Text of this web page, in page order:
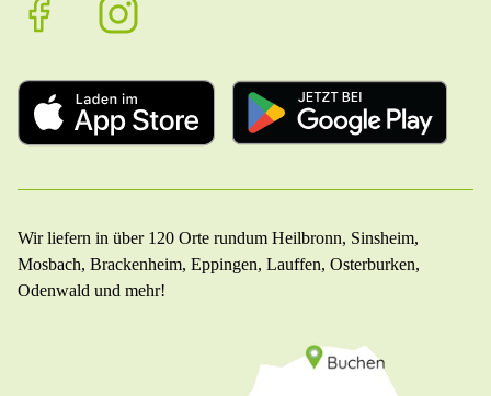
Wir liefern in über 120 Orte rundum Heilbronn, Sinsheim,
Mosbach, Brackenheim, Eppingen, Lauffen, Osterburken,
Odenwald und mehr!